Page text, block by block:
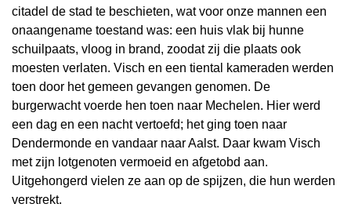
citadel de stad te beschieten, wat voor onze mannen een
onaangename toestand was: een huis vlak bij hunne
schuilpaats, vloog in brand, zoodat zij die plaats ook
moesten verlaten. Visch en een tiental kameraden werden
toen door het gemeen gevangen genomen. De
burgerwacht voerde hen toen naar Mechelen. Hier werd
een dag en een nacht vertoefd; het ging toen naar
Dendermonde en vandaar naar Aalst. Daar kwam Visch
met zijn lotgenoten vermoeid en afgetobd aan.
Uitgehongerd vielen ze aan op de spijzen, die hun werden
verstrekt.